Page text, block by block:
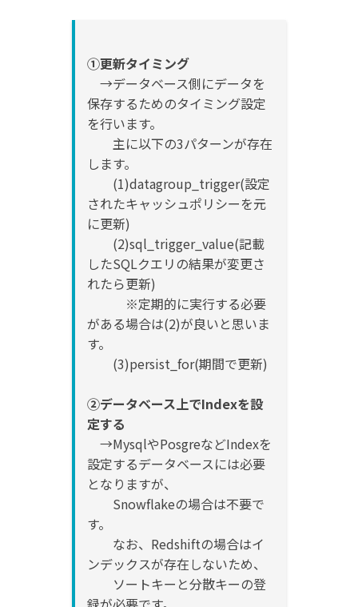
①更新タイミング
→データベース側にデータを
保存するためのタイミング設定
を行います。
主に以下の3パターンが存在
します。
(1)datagroup_trigger(設定
されたキャッシュポリシーを元
に更新)
(2)sql_trigger_value(記載
したSQLクエリの結果が変更さ
れたら更新)
※定期的に実行する必要
がある場合は(2)が良いと思いま
す。
(3)persist_for(期間で更新)
②データベース上でIndexを設
定する
→MysqlやPosgreなどIndexを
設定するデータベースには必要
となりますが、
Snowflakeの場合は不要で
す。
なお、Redshiftの場合はイ
ンデックスが存在しないため、
ソートキーと分散キーの登